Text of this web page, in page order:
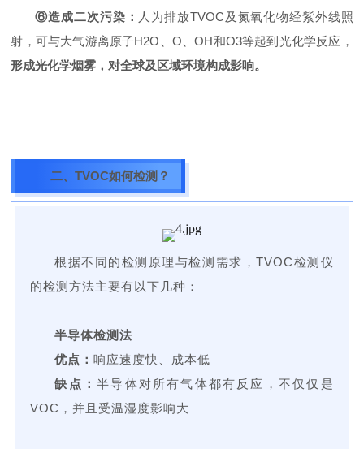
⑥造成二次污染： 人为排放TVOC及氮氧化物经紫外线照
射，可与大气游离原子H2O、O、OH和O3等起到光化学反应，
形成光化学烟雾，对全球及区域环境构成影响。
二、TVOC如何检测？
根据不同的检测原理与检测需求，TVOC检测仪
的检测方法主要有以下几种：
半导体检测法
优点：响应速度快、成本低
缺点：半导体对所有气体都有反应，不仅仅是
VOC，并且受温湿度影响大